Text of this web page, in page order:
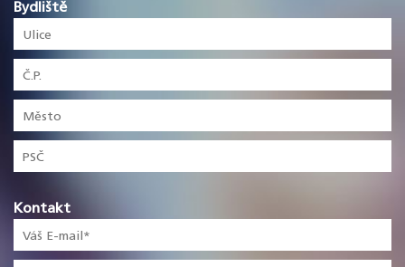
Bydliště
Kontakt